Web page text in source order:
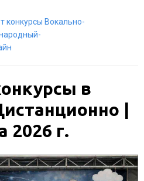
конкурсы Вокально-
в
|
2026 г.